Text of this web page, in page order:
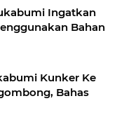
Ingatkan
Bahan
Kunker Ke
Bahas